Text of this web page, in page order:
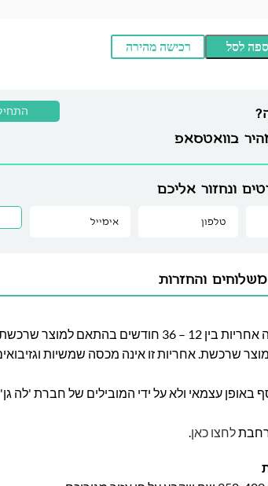
לסל רכישה מהירה
בוואטסאפ
ונחזור אליכם
והחזרות
חברת לה גן מעניקה אחריות בין 12 – 36 חודשים בהתאם
שרכשת. אחריות זו אינה מכסה שמשיות
באופן עצמאי ולא על ידי המובילים של חברת 'לה
לחצו כאן.